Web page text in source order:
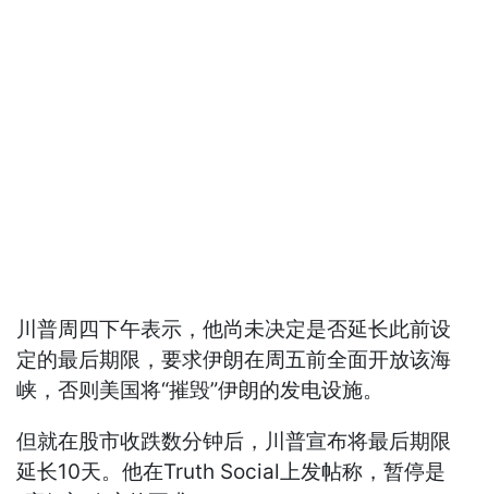
川普周四下午表示，他尚未决定是否延长此前设
定的最后期限，要求伊朗在周五前全面开放该海
峡，否则美国将“摧毁”伊朗的发电设施。
但就在股市收跌数分钟后，川普宣布将最后期限
延长10天。他在Truth Social上发帖称，暂停是